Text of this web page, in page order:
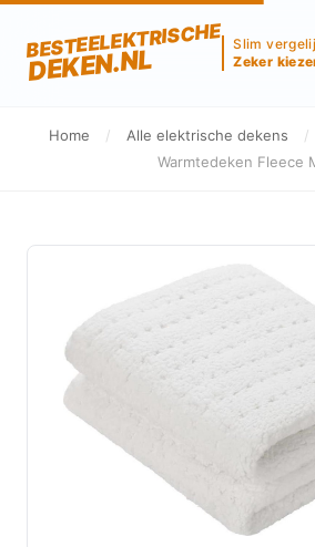
BESTEELEKTRISCHE
DEKEN.NL
Slim
Zeker
Home / Alle elektrische dekens /
Warmtedeken Fleece